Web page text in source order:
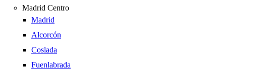
Madrid Centro
Madrid
Alcorcón
Coslada
Fuenlabrada